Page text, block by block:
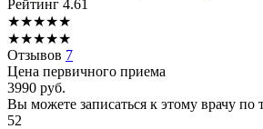
Рейтинг 4.61
★★★★★
★★★★★
Отзывов 7
Цена первичного приема
3990 руб.
Вы можете записаться к этому врачу по
52